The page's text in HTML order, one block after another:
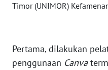
Timor (UNIMOR)
Pertama, dilakukan
penggunaan Canva
WN
WN
SUMBAR